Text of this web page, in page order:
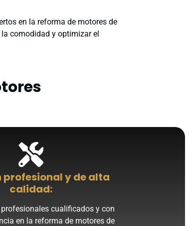
en la reforma de motores de
comodidad y optimizar el
profesional y de alta
calidad:
cualificados y con
en la reforma de motores de